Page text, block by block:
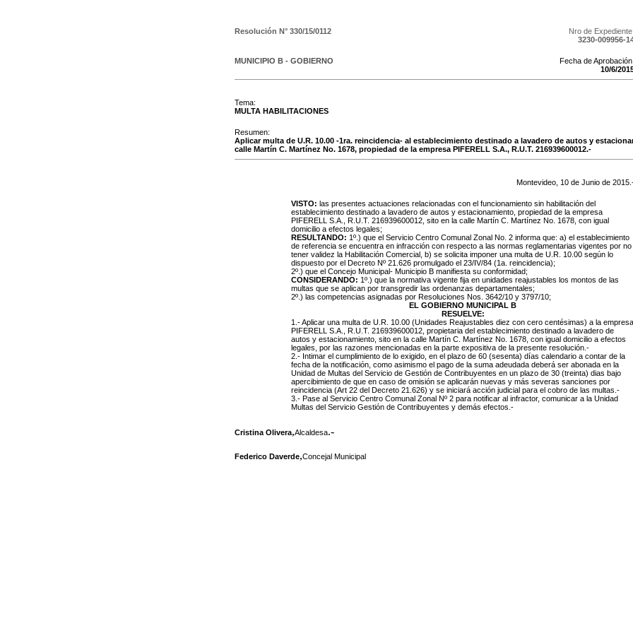
Resolución N° 330/15/0112
Nro de
3230-009956-
MUNICIPIO B - GOBIERNO
Fecha de
10/6/
Tema:
MULTA HABILITACIONES
Resumen:
Aplicar multa de U.R. 10.00 -1ra. reincidencia- al establecimiento destinado a lavadero de autos y
calle Martín C. Martínez No. 1678, propiedad de la empresa PIFERELL S.A., R.U.T. 216939600012.-
Montevideo, 10 de Junio de 2015
VISTO: las presentes actuaciones relacionadas con el funcionamiento sin habilitación del
establecimiento destinado a lavadero de autos y estacionamiento, propiedad de la empresa
PIFERELL S.A., R.U.T. 216939600012, sito en la calle Martín C. Martínez No. 1678, con igual
domicilio a efectos legales;
RESULTANDO: 1º.) que el Servicio Centro Comunal Zonal No. 2 informa que: a) el establecimiento
de referencia se encuentra en infracción con respecto a las normas reglamentarias vigentes por no
tener validez la Habilitación Comercial, b) se solicita imponer una multa de U.R. 10.00 según lo
dispuesto por el Decreto Nº 21.626 promulgado el 23/IV/84 (1a. reincidencia);
2º.) que el Concejo Municipal- Municipio B manifiesta su conformidad;
CONSIDERANDO: 1º.) que la normativa vigente fija en unidades reajustables los montos de las
multas que se aplican por transgredir las ordenanzas departamentales;
2º.) las competencias asignadas por Resoluciones Nos. 3642/10 y 3797/10;
EL GOBIERNO MUNICIPAL B
RESUELVE:
1.- Aplicar una multa de U.R. 10.00 (Unidades Reajustables diez con cero centésimas) a la empresa
PIFERELL S.A., R.U.T. 216939600012, propietaria del establecimiento destinado a lavadero de
autos y estacionamiento, sito en la calle Martín C. Martínez No. 1678, con igual domicilio a efectos
legales, por las razones mencionadas en la parte expositiva de la presente resolución.-
2.- Intimar el cumplimiento de lo exigido, en el plazo de 60 (sesenta) días calendario a contar de la
fecha de la notificación, como asimismo el pago de la suma adeudada deberá ser abonada en la
Unidad de Multas del Servicio de Gestión de Contribuyentes en un plazo de 30 (treinta) dias bajo
apercibimiento de que en caso de omisión se aplicarán nuevas y más severas sanciones por
reincidencia (Art 22 del Decreto 21.626) y se iniciará acción judicial para el cobro de las multas.-
3.- Pase al Servicio Centro Comunal Zonal Nº 2 para notificar al infractor, comunicar a la Unidad
Multas del Servicio Gestión de Contribuyentes y demás efectos.-
Cristina Olivera,Alcaldesa.-
Federico Daverde,Concejal Municipal